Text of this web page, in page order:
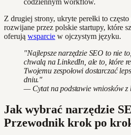
codziennym workflow.
Z drugiej strony, ukryte perełki to
rozwijane przez polskie startupy, które
oferują wsparcie w ojczystym języku.
"Najlepsze narzędzie SEO to nie
chwalą na LinkedIn, ale to, które
Twojemu zespołowi dostarczać
dniu."
— Cytat na podstawie wniosków z
Jak wybrać narzędzie
Przewodnik krok po